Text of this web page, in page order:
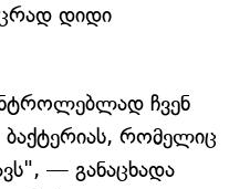
დიდი
ჩვენ
ბაქტერიას, რომელიც
— განაცხადა